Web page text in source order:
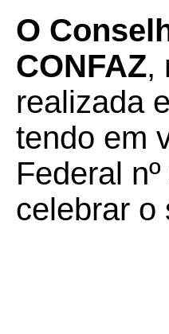
O
CONFAZ,
realizada
tendo em
Federal
celebrar o